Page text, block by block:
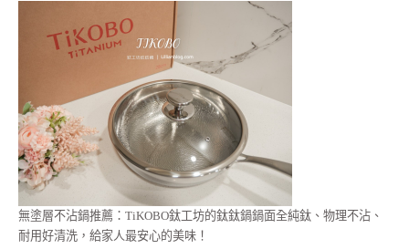
無塗層不沾鍋推薦：TiKOBO鈦工坊的鈦鈦鍋鍋面全純鈦、物理不沾、
耐用好清洗，給家人最安心的美味！